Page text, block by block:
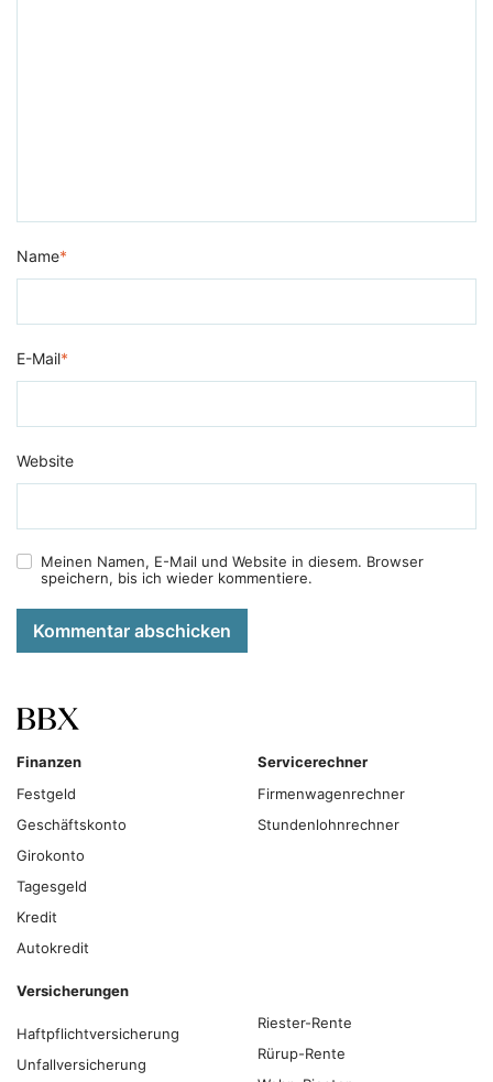
Name*
E-Mail*
Website
Meinen Namen, E-Mail und Website in diesem. Browser
speichern, bis ich wieder kommentiere.
Kommentar abschicken
Finanzen
Festgeld
Geschäftskonto
Girokonto
Tagesgeld
Kredit
Autokredit
Servicerechner
Firmenwagenrechner
Stundenlohnrechner
Versicherungen
Haftpflichtversicherung
Unfallversicherung
Riester-Rente
Rürup-Rente